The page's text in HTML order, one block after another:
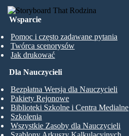
Wsparcie
Pomoc i często zadawane pytania
Twórca scenorysów
Jak drukować
Dla Nauczycieli
Bezpłatna Wersja dla Nauczycieli
Pakiety Rejonowe
Biblioteki Szkolne i Centra Medialne
Szkolenia
Wszystkie Zasoby dla Nauczycieli